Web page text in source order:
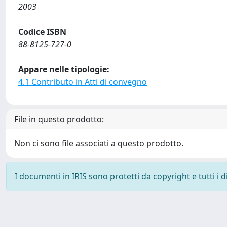
2003
Codice ISBN
88-8125-727-0
Appare nelle tipologie:
4.1 Contributo in Atti di convegno
File in questo prodotto:
Non ci sono file associati a questo prodotto.
I documenti in IRIS sono protetti da copyright e tutti i